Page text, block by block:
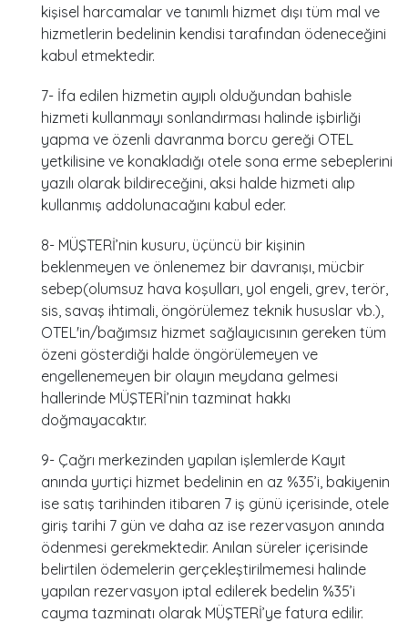
kişisel harcamalar ve tanımlı hizmet dışı tüm mal ve
hizmetlerin bedelinin kendisi tarafından ödeneceğini
kabul etmektedir.
7- İfa edilen hizmetin ayıplı olduğundan bahisle
hizmeti kullanmayı sonlandırması halinde işbirliği
yapma ve özenli davranma borcu gereği OTEL
yetkilisine ve konakladığı otele sona erme sebeplerini
yazılı olarak bildireceğini, aksi halde hizmeti alıp
kullanmış addolunacağını kabul eder.
8- MÜŞTERİ’nin kusuru, üçüncü bir kişinin
beklenmeyen ve önlenemez bir davranışı, mücbir
sebep(olumsuz hava koşulları, yol engeli, grev, terör,
sis, savaş ihtimali, öngörülemez teknik hususlar vb.),
OTEL'in/bağımsız hizmet sağlayıcısının gereken tüm
özeni gösterdiği halde öngörülemeyen ve
engellenemeyen bir olayın meydana gelmesi
hallerinde MÜŞTERİ’nin tazminat hakkı
doğmayacaktır.
9- Çağrı merkezinden yapılan işlemlerde Kayıt
anında yurtiçi hizmet bedelinin en az %35’i, bakiyenin
ise satış tarihinden itibaren 7 iş günü içerisinde, otele
giriş tarihi 7 gün ve daha az ise rezervasyon anında
ödenmesi gerekmektedir. Anılan süreler içerisinde
belirtilen ödemelerin gerçekleştirilmemesi halinde
yapılan rezervasyon iptal edilerek bedelin %35’i
cayma tazminatı olarak MÜŞTERİ’ye fatura edilir.